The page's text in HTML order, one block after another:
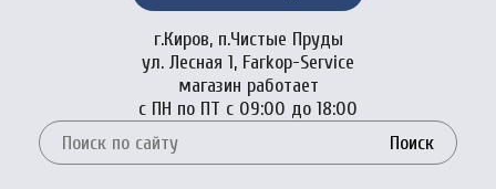
г.Киров, п.Чистые Пруды
ул. Лесная 1, Farkop-Service
магазин работает
с ПН по ПТ с 09:00 до 18:00
Поиск